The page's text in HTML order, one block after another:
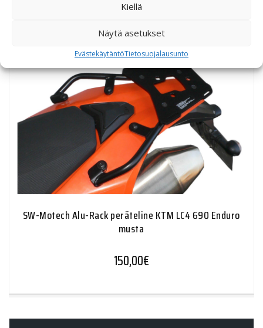
Kiellä
Näytä asetukset
EvästekäytäntöTietosuojalausunto
81,00€
SW-Motech Alu-Rack peräteline KTM LC4 690 Enduro
musta
150,00€